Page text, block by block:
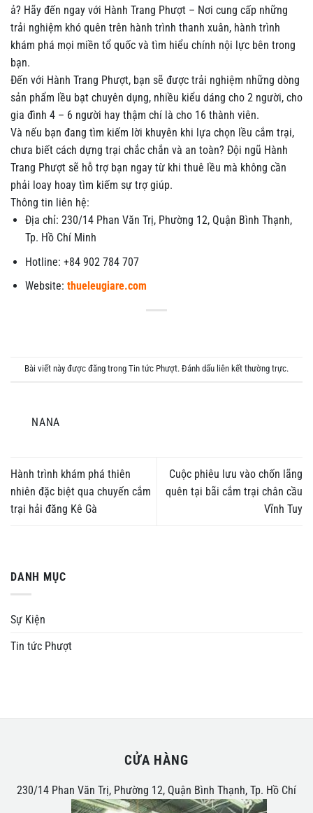
ả? Hãy đến ngay với Hành Trang Phượt – Nơi cung cấp những
trải nghiệm khó quên trên hành trình thanh xuân, hành trình
khám phá mọi miền tổ quốc và tìm hiểu chính nội lực bên trong
bạn.
Đến với Hành Trang Phượt, bạn sẽ được trải nghiệm những dòng
sản phẩm lều bạt chuyên dụng, nhiều kiểu dáng cho 2 người, cho
gia đình 4 – 6 người hay thậm chí là cho 16 thành viên.
Và nếu bạn đang tìm kiếm lời khuyên khi lựa chọn lều cắm trại,
chưa biết cách dựng trại chắc chắn và an toàn? Đội ngũ Hành
Trang Phượt sẽ hỗ trợ bạn ngay từ khi thuê lều mà không cần
phải loay hoay tìm kiếm sự trợ giúp.
Thông tin liên hệ:
Địa chỉ: 230/14 Phan Văn Trị, Phường 12, Quận Bình Thạnh,
Tp. Hồ Chí Minh
Hotline: +84 902 784 707
Website: thueleugiare.com
Bài viết này được đăng trong Tin tức Phượt. Đánh dấu liên kết thường trực.
NANA
Hành trình khám phá thiên
nhiên đặc biệt qua chuyến cắm
trại hải đăng Kê Gà
Cuộc phiêu lưu vào chốn lãng
quên tại bãi cắm trại chân cầu
Vĩnh Tuy
DANH MỤC
Sự Kiện
Tin tức Phượt
CỬA HÀNG
230/14 Phan Văn Trị, Phường 12, Quận Bình Thạnh, Tp. Hồ Chí